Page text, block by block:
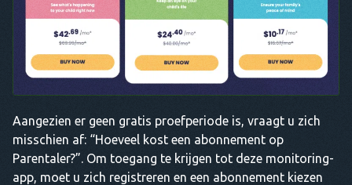
Aangezien er geen gratis proefperiode is, vraagt u zich
misschien af: “Hoeveel kost een abonnement op
Parentaler?”. Om toegang te krijgen tot deze monitoring-
app, moet u zich registreren en een abonnement kiezen